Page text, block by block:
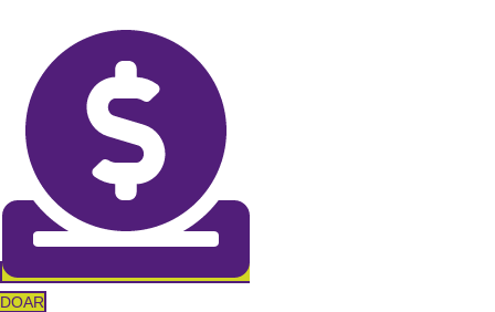
conteúdo
DOAR